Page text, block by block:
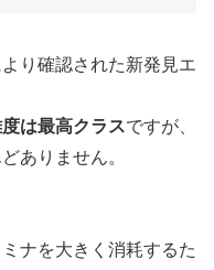
り確認された新発見エ
は最高クラスですが、
ありません。
ナを大きく消耗するた